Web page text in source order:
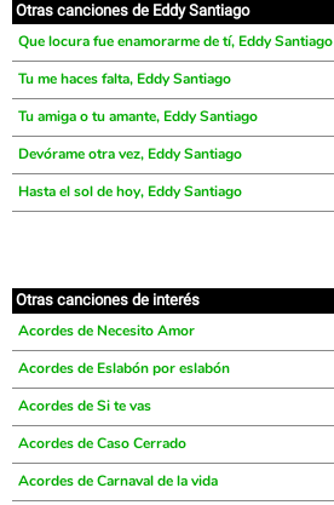
Otras canciones de Eddy Santiago
Que locura fue enamorarme de tí, Eddy Santiago
Tu me haces falta, Eddy Santiago
Tu amiga o tu amante, Eddy Santiago
Devórame otra vez, Eddy Santiago
Hasta el sol de hoy, Eddy Santiago
Otras canciones de interés
Acordes de Necesito Amor
Acordes de Eslabón por eslabón
Acordes de Si te vas
Acordes de Caso Cerrado
Acordes de Carnaval de la vida